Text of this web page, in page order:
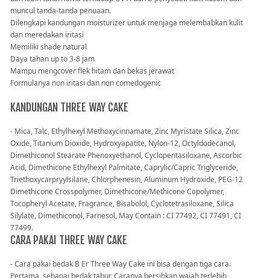
muncul tanda-tanda penuaan.
Dilengkapi kandungan moisturizer untuk menjaga melembabkan kulit
dan meredakan iritasi
Memiliki shade natural
Daya tahan up to 3-8 jam
Mampu mengcover flek hitam dan bekas jerawat
Formulanya non iritasi dan non comedogenic
KANDUNGAN THREE WAY CAKE
- Mica, Talc, Ethylhexyl Methoxycinnamate, Zinc Myristate Silica, Zinc
Oxide, Titanium Dioxide, Hydroxyapatite, Nylon-12, Octyldodecanol,
Dimethiconol Stearate Phenoxyethanol, Cyclopentasiloxane, Ascorbic
Acid, Dimethicone Ethylhexyl Palmitate, Caprylic/Capric Triglyceride,
Triethoxycarpryylsilane, Chlorphenesin, Aluminum Hydroxide, PEG-12
Dimethicone Crosspolymer, Dimethicone/Methicone Copolymer,
Tocopheryl Acetate, Fragrance, Bisabolol, Cyclotetrasiloxane, Silica
Silylate, Dimethiconol, Farnesol, May Contain : CI 77492, CI 77491, CI
77499.
CARA PAKAI THREE WAY CAKE
- Cara pakai bedak B Er Three Way Cake ini bisa dengan tiga cara.
Pertama, sebagai bedak tabur. Caranya bersihkan wajah terlebih